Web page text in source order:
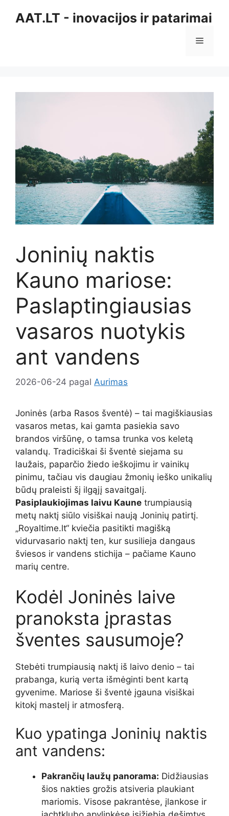
AAT.LT - inovacijos ir patarimai
Meniu
Joninių naktis
Kauno mariose:
Paslaptingiausias
vasaros nuotykis
ant vandens
2026-06-24 pagal Aurimas
Joninės (arba Rasos šventė) – tai magiškiausias
vasaros metas, kai gamta pasiekia savo
brandos viršūnę, o tamsa trunka vos keletą
valandų. Tradiciškai ši šventė siejama su
laužais, paparčio žiedo ieškojimu ir vainikų
pinimu, tačiau vis daugiau žmonių ieško unikalių
būdų praleisti šį ilgąjį savaitgalį.
Pasiplaukiojimas laivu Kaune trumpiausią
metų naktį siūlo visiškai naują Joninių patirtį.
„Royaltime.lt“ kviečia pasitikti magišką
vidurvasario naktį ten, kur susilieja dangaus
šviesos ir vandens stichija – pačiame Kauno
marių centre.
Kodėl Joninės laive
pranoksta įprastas
šventes sausumoje?
Stebėti trumpiausią naktį iš laivo denio – tai
prabanga, kurią verta išmėginti bent kartą
gyvenime. Mariose ši šventė įgauna visiškai
kitokį mastelį ir atmosferą.
Kuo ypatinga Joninių naktis
ant vandens:
Pakrančių laužų panorama: Didžiausias
šios nakties grožis atsiveria plaukiant
mariomis. Visose pakrantėse, įlankose ir